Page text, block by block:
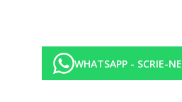
WHATSAPP - SCRIE-NE